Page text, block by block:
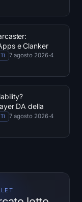
e Clanker
7 agosto 2026·4
DA della
7 agosto 2026·4